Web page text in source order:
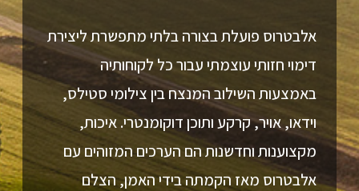
אלבטרוס פועלת בצורה בלתי מתפשרת ליצירת
דימוי חזותי עוצמתי עבור כל לקוחותיה
באמצעות השילוב המנצח בין צילומי סטילס,
וידאו, אויר, קרקע ותוכן דוקומנטרי. איכות,
מקצוענות וחדשנות הם הערכים המזוהים עם
אלבטרוס מאז הקמתה בידי האמן, הצלם